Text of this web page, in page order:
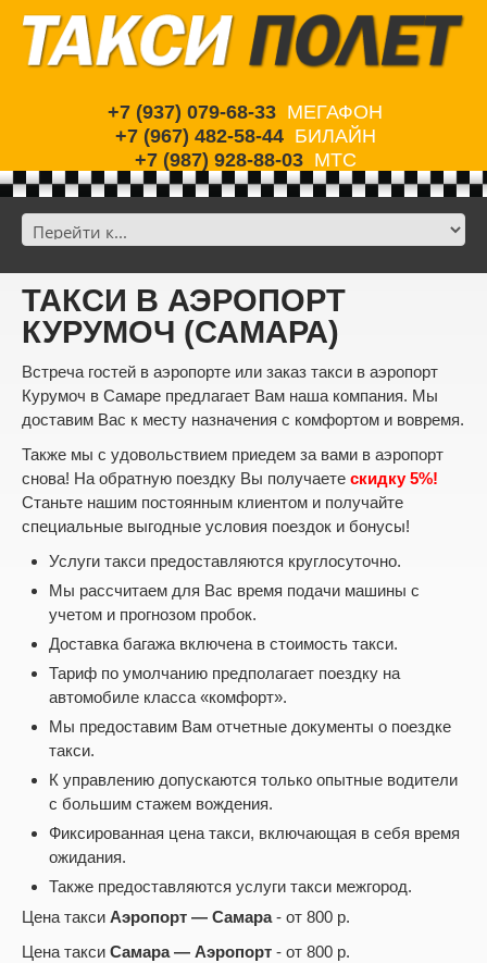
+7 (937) 079-68-33 МЕГАФОН
+7 (967) 482-58-44 БИЛАЙН
+7 (987) 928-88-03 МТС
ТАКСИ В АЭРОПОРТ
КУРУМОЧ (САМАРА)
Встреча гостей в аэропорте или заказ такси в аэропорт
Курумоч в Самаре предлагает Вам наша компания. Мы
доставим Вас к месту назначения с комфортом и вовремя.
Также мы с удовольствием приедем за вами в аэропорт
снова! На обратную поездку Вы получаете скидку 5%!
Станьте нашим постоянным клиентом и получайте
специальные выгодные условия поездок и бонусы!
Услуги такси предоставляются круглосуточно.
Мы рассчитаем для Вас время подачи машины с
учетом и прогнозом пробок.
Доставка багажа включена в стоимость такси.
Тариф по умолчанию предполагает поездку на
автомобиле класса «комфорт».
Мы предоставим Вам отчетные документы о поездке
такси.
К управлению допускаются только опытные водители
с большим стажем вождения.
Фиксированная цена такси, включающая в себя время
ожидания.
Также предоставляются услуги такси межгород.
Цена такси Аэропорт — Самара- от 800 р.
Цена такси Самара — Аэропорт - от 800 р.